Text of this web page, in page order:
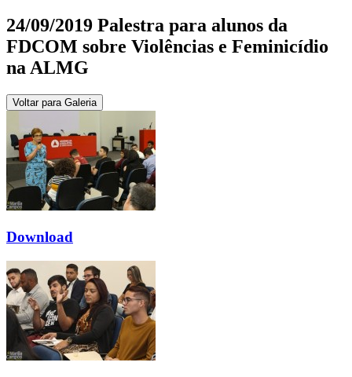
24/09/2019 Palestra para alunos da
FDCOM sobre Violências e Feminicídio
na ALMG
Voltar para Galeria
Download